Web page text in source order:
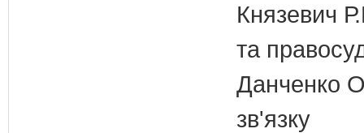
Князевич
та
Данченко
зв'язку